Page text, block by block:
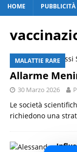
HOME PUBBLICITÀ
MALATTIE RARE
Allarme
30 Marzo 2026
Le società
richiedono una